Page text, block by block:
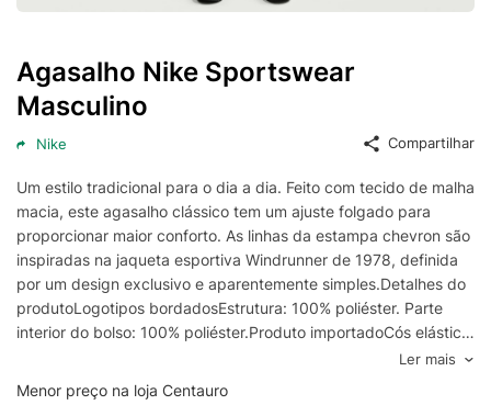
Agasalho Nike Sportswear
Masculino
Nike Compartilhar
Um estilo tradicional para o dia a dia. Feito com tecido de malha
macia, este agasalho clássico tem um ajuste folgado para
proporcionar maior conforto. As linhas da estampa chevron são
inspiradas na jaqueta esportiva Windrunner de 1978, definida
por um design exclusivo e aparentemente simples.Detalhes do
produtoLogotipos bordadosEstrutura: 100% poliéster. Parte
interior do bolso: 100% poliéster.Produto importadoCós elástico
com cordãoLavagem à máquinaBainha e punhos elásticosZíper
bidirecionalBolsos na frente
Ler mais
Menor preço na loja Centauro